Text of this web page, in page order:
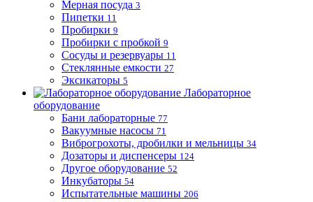
Мерная посуда 3
Пипетки 11
Пробирки 9
Пробирки с пробкой 9
Сосуды и резервуары 11
Стеклянные емкости 27
Эксикаторы 5
Лабораторное
оборудование
Бани лабораторные 77
Вакуумные насосы 71
Виброгрохоты, дробилки и мельницы 34
Дозаторы и диспенсеры 124
Другое оборудование 52
Инкубаторы 54
Испытательные машины 206